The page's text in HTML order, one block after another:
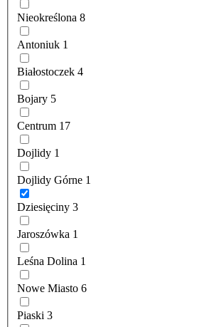
Nieokreślona 8
Antoniuk 1
Białostoczek 4
Bojary 5
Centrum 17
Dojlidy 1
Dojlidy Górne 1
Dziesięciny 3
Jaroszówka 1
Leśna Dolina 1
Nowe Miasto 6
Piaski 3